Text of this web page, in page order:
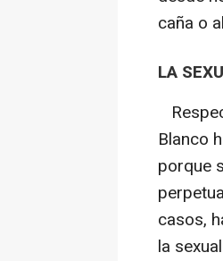
caña o
LA
Blanco
porque
casos,
la